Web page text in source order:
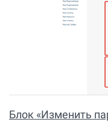
Блок «Изменить